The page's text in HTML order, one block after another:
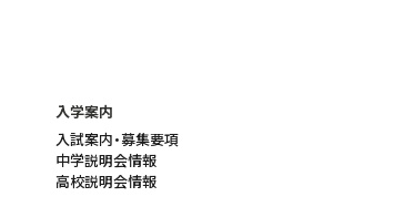
入学案内
入試案内・募集要項
中学説明会情報
高校説明会情報